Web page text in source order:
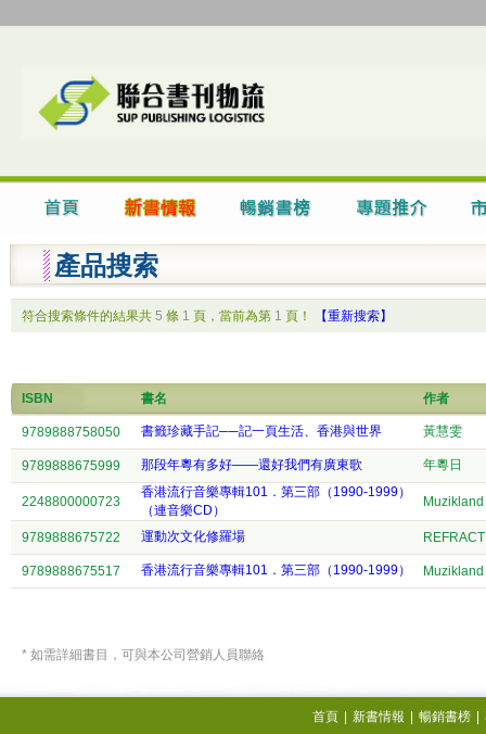
產品搜索
符合搜索條件的結果共 5 條 1 頁，當前為第 1 頁！ 【重新搜索】
ISBN 書名 作者
9789888758050 書籤珍藏手記──記一頁生活、香港與世界 黃慧雯
9789888675999 那段年粵有多好——還好我們有廣東歌 年粵日
2248800000723
香港流行音樂專輯101．第三部（1990-1999）
（連音樂CD）
Muzikland
9789888675722 運動次文化修羅場 REFRACT
9789888675517 香港流行音樂專輯101．第三部（1990-1999） Muzikland
* 如需詳細書目，可與本公司營銷人員聯絡
首頁 新書情報 暢銷書榜